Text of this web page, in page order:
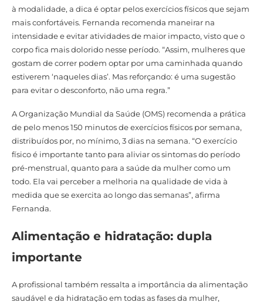
à modalidade, a dica é optar pelos exercícios físicos que sejam
mais confortáveis. Fernanda recomenda maneirar na
intensidade e evitar atividades de maior impacto, visto que o
corpo fica mais dolorido nesse período. “Assim, mulheres que
gostam de correr podem optar por uma caminhada quando
estiverem ‘naqueles dias’. Mas reforçando: é uma sugestão
para evitar o desconforto, não uma regra.”
A Organização Mundial da Saúde (OMS) recomenda a prática
de pelo menos 150 minutos de exercícios físicos por semana,
distribuídos por, no mínimo, 3 dias na semana. “O exercício
físico é importante tanto para aliviar os sintomas do período
pré-menstrual, quanto para a saúde da mulher como um
todo. Ela vai perceber a melhoria na qualidade de vida à
medida que se exercita ao longo das semanas”, afirma
Fernanda.
Alimentação e hidratação: dupla
importante
A profissional também ressalta a importância da alimentação
saudável e da hidratação em todas as fases da mulher,